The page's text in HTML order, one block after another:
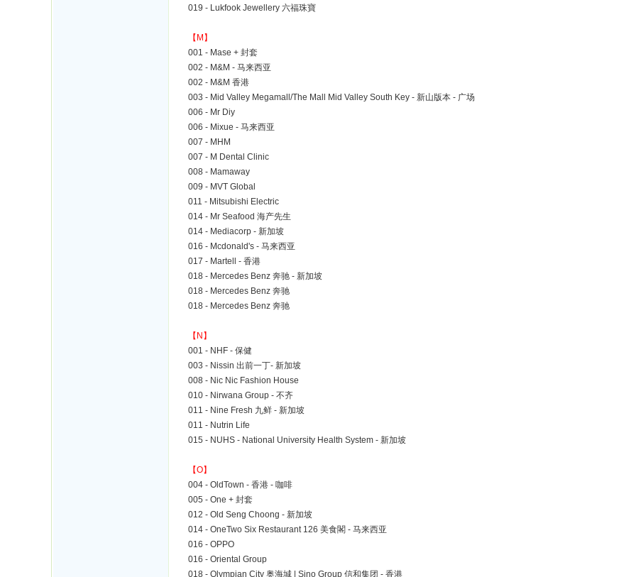
019 - Lukfook Jewellery 六福珠寶
【M】
001 - Mase + 封套
002 - M&M - 马来西亚
002 - M&M 香港
003 - Mid Valley Megamall/The Mall Mid Valley South Key - 新山版本 - 广场
006 - Mr Diy
006 - Mixue - 马来西亚
007 - MHM
007 - M Dental Clinic
008 - Mamaway
009 - MVT Global
011 - Mitsubishi Electric
014 - Mr Seafood 海产先生
014 - Mediacorp - 新加坡
016 - Mcdonald's - 马来西亚
017 - Martell - 香港
018 - Mercedes Benz 奔驰 - 新加坡
018 - Mercedes Benz 奔驰
018 - Mercedes Benz 奔驰
【N】
001 - NHF - 保健
003 - Nissin 出前一丁- 新加坡
008 - Nic Nic Fashion House
010 - Nirwana Group - 不齐
011 - Nine Fresh 九鲜 - 新加坡
011 - Nutrin Life
015 - NUHS - National University Health System - 新加坡
【O】
004 - OldTown - 香港 - 咖啡
005 - One + 封套
012 - Old Seng Choong - 新加坡
014 - OneTwo Six Restaurant 126 美食閣 - 马来西亚
016 - OPPO
016 - Oriental Group
018 - Olympian City 奥海城 | Sino Group 信和集团 - 香港